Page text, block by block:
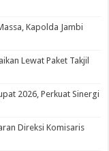
Kapolda Jambi
Lewat Paket Takjil
2026, Perkuat Sinergi
Direksi Komisaris